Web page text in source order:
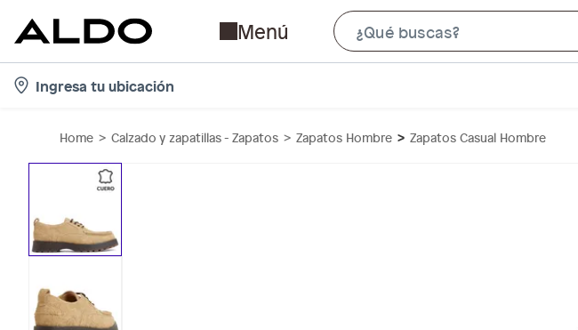
Menú
Ingresa tu ubicación
Home Calzado y zapatillas - Zapatos Zapatos Hombre Zapatos Casual Hombre